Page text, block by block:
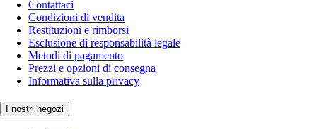
Contattaci
Condizioni di vendita
Restituzioni e rimborsi
Esclusione di responsabilità legale
Metodi di pagamento
Prezzi e opzioni di consegna
Informativa sulla privacy
I nostri negozi